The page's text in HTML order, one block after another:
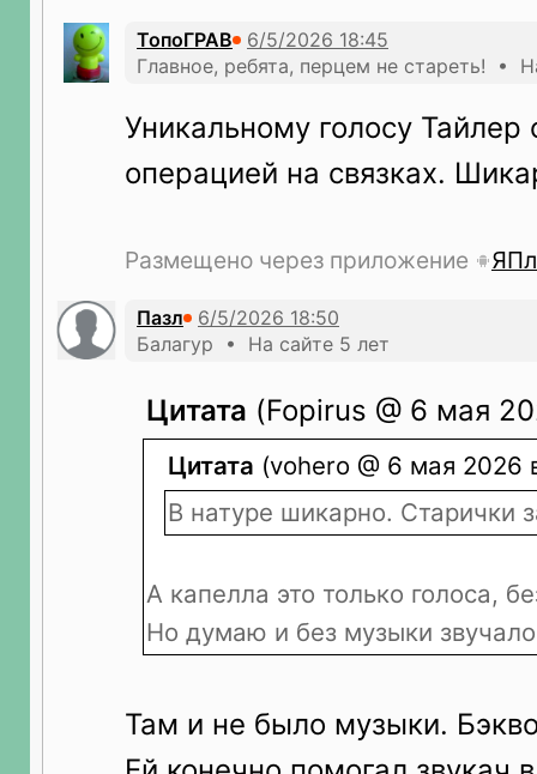
ТопоГРАВ
Главное, ребята, перцем не стареть! •
Уникальному голосу Тайлер
операцией на связках.
Размещено через приложение
Пазл
Балагур • На сайте 5 лет
Цитата (Fopirus @ 6 мая
Цитата (vohero @ 6 мая 2026
В натуре шикарно. Старички
А капелла это только голоса,
Но думаю и без музыки
Там и не было музыки.